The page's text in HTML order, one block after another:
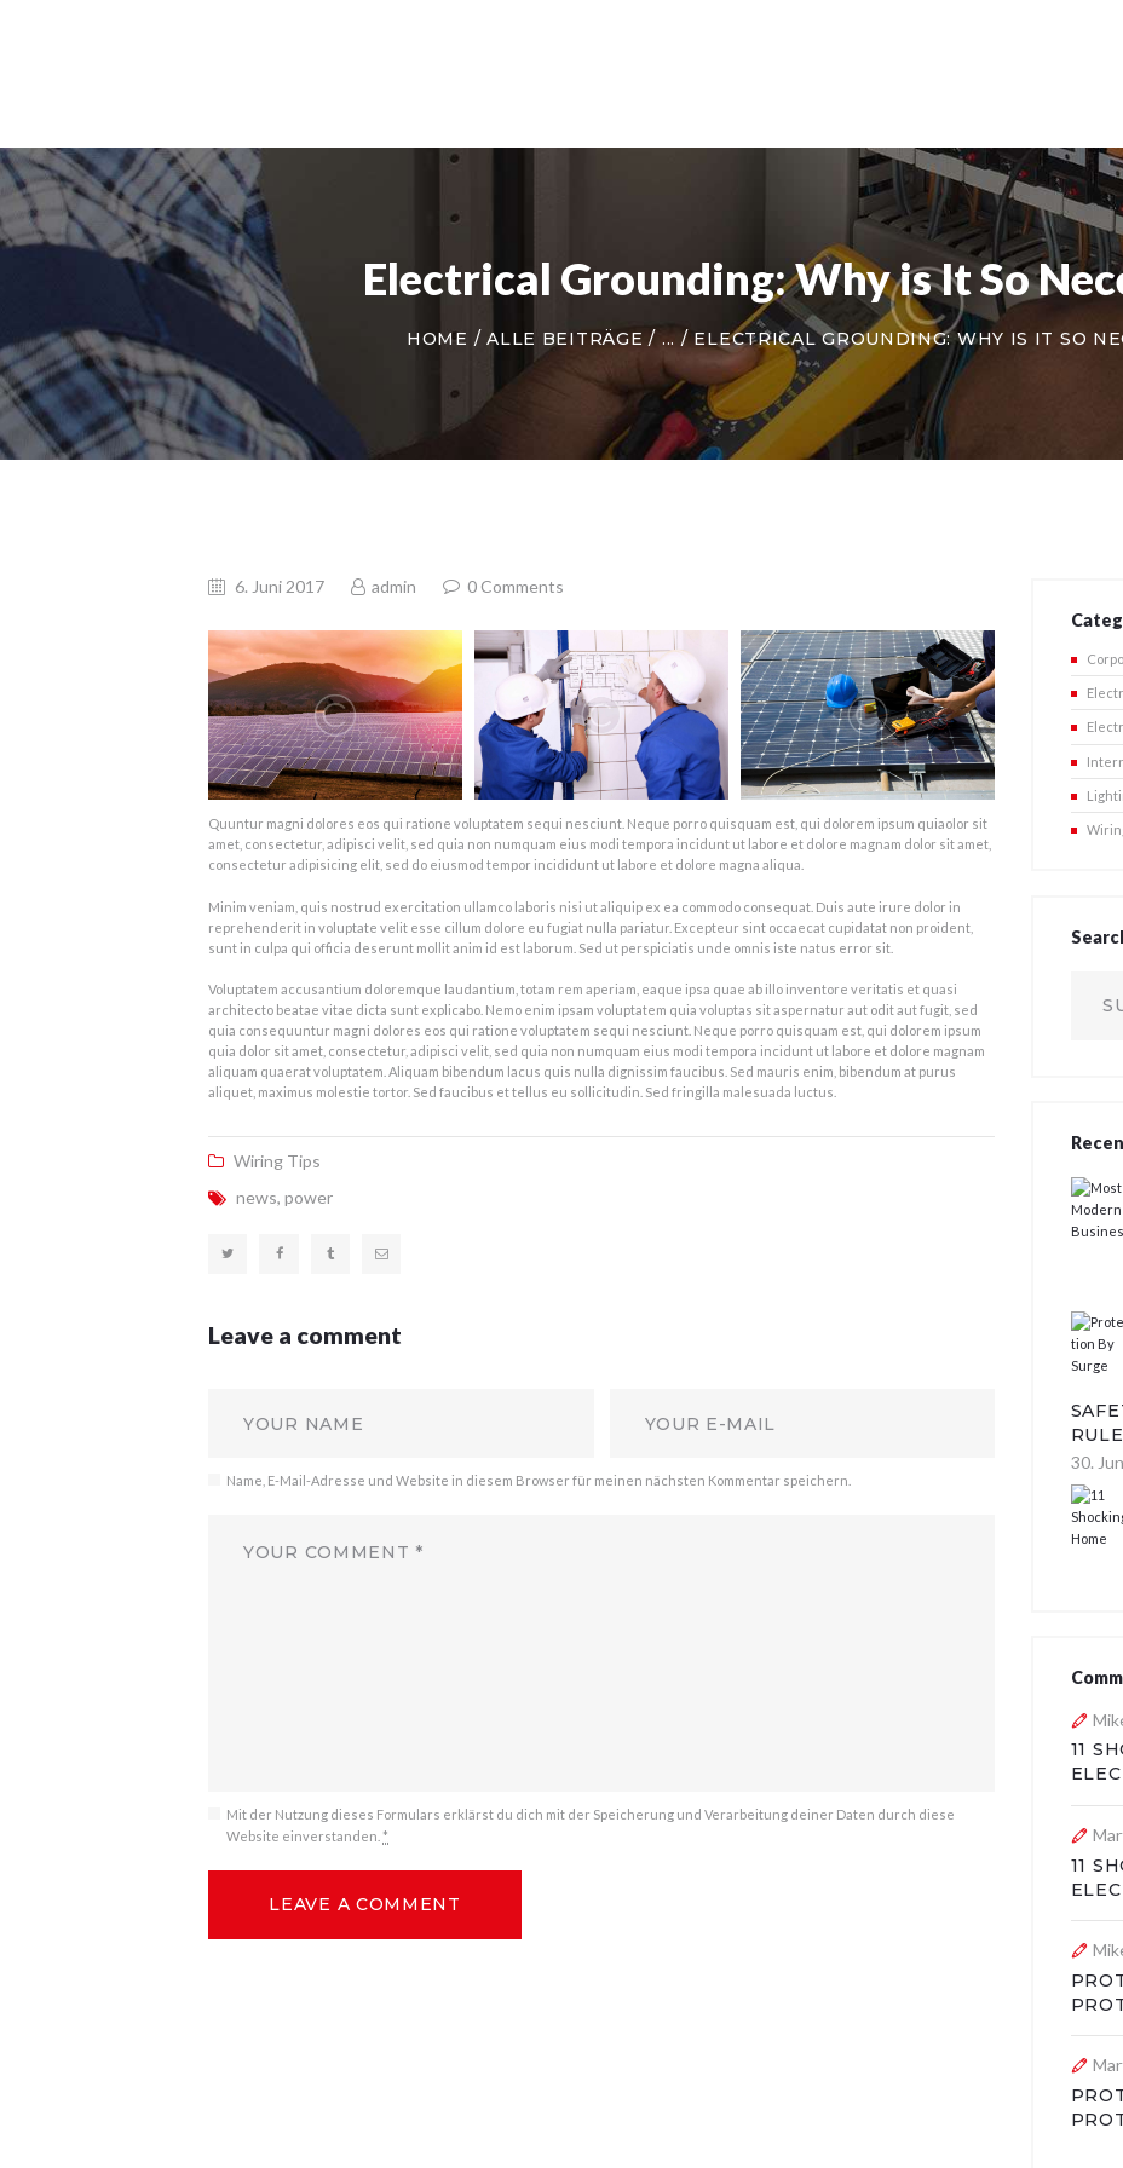
Electrical Grounding: Why is It So
HOME ALLE BEITRÄGE ... ELECTRICAL GROUNDING: WHY IS IT SO
KONTAKT
6. Juni 2017 admin 0 Comments
Quuntur magni dolores eos qui ratione voluptatem sequi nesciunt. Neque porro quisquam est, qui dolorem ipsum quiaolor sit
amet, consectetur, adipisci velit, sed quia non numquam eius modi tempora incidunt ut labore et dolore magnam dolor sit amet,
consectetur adipisicing elit, sed do eiusmod tempor incididunt ut labore et dolore magna aliqua.
Minim veniam, quis nostrud exercitation ullamco laboris nisi ut aliquip ex ea commodo consequat. Duis aute irure dolor in
reprehenderit in voluptate velit esse cillum dolore eu fugiat nulla pariatur. Excepteur sint occaecat cupidatat non proident,
sunt in culpa qui officia deserunt mollit anim id est laborum. Sed ut perspiciatis unde omnis iste natus error sit.
Voluptatem accusantium doloremque laudantium, totam rem aperiam, eaque ipsa quae ab illo inventore veritatis et quasi
architecto beatae vitae dicta sunt explicabo. Nemo enim ipsam voluptatem quia voluptas sit aspernatur aut odit aut fugit, sed
quia consequuntur magni dolores eos qui ratione voluptatem sequi nesciunt. Neque porro quisquam est, qui dolorem ipsum
quia dolor sit amet, consectetur, adipisci velit, sed quia non numquam eius modi tempora incidunt ut labore et dolore magnam
aliquam quaerat voluptatem. Aliquam bibendum lacus quis nulla dignissim faucibus. Sed mauris enim, bibendum at purus
aliquet, maximus molestie tortor. Sed faucibus et tellus eu sollicitudin. Sed fringilla malesuada luctus.
Wiring Tips
news,power
Leave a comment
Name, E-Mail-Adresse und Website in diesem Browser für meinen nächsten Kommentar speichern.
Mit der Nutzung dieses Formulars erklärst du dich mit der Speicherung und Verarbeitung deiner Daten durch diese
Website einverstanden. *
nach:
30.
11
11